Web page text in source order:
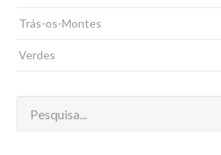
Trás-os-Montes
Verdes